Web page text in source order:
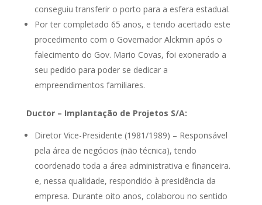
conseguiu transferir o porto para a esfera estadual.
Por ter completado 65 anos, e tendo acertado este
procedimento com o Governador Alckmin após o
falecimento do Gov. Mario Covas, foi exonerado a
seu pedido para poder se dedicar a
empreendimentos familiares.
Ductor – Implantação de Projetos S/A:
Diretor Vice-Presidente (1981/1989) – Responsável
pela área de negócios (não técnica), tendo
coordenado toda a área administrativa e financeira.
e, nessa qualidade, respondido à presidência da
empresa. Durante oito anos, colaborou no sentido